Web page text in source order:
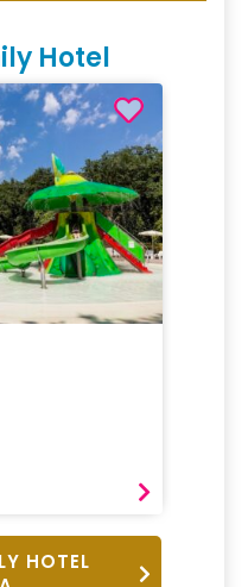
Hotel
HOTEL